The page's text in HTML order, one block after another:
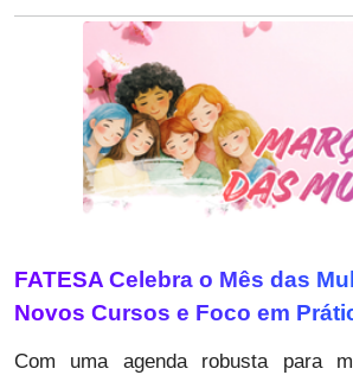
FATESA Celebra o Mês das
Novos Cursos e Foco em
Com uma agenda robusta para